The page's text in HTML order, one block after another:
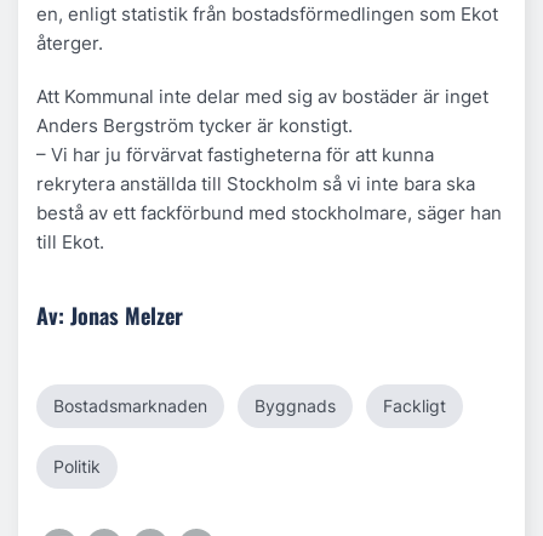
en, enligt statistik från bostadsförmedlingen som Ekot
återger.
Att Kommunal inte delar med sig av bostäder är inget
Anders Bergström tycker är konstigt.
– Vi har ju förvärvat fastigheterna för att kunna
rekrytera anställda till Stockholm så vi inte bara ska
bestå av ett fackförbund med stockholmare, säger han
till Ekot.
Av: Jonas Melzer
Bostadsmarknaden Byggnads Fackligt
Politik